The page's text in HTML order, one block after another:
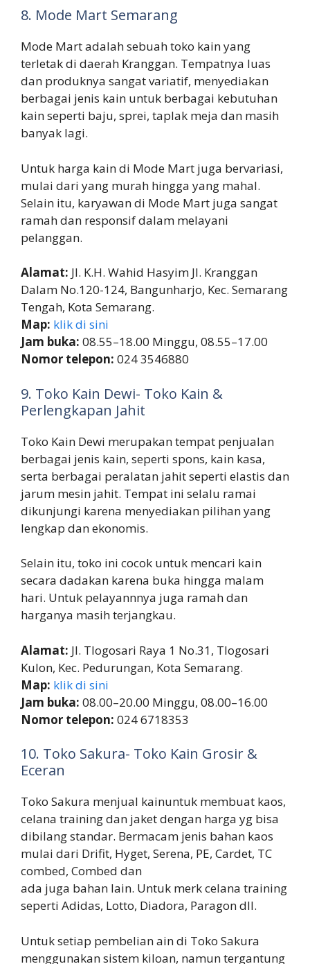
8. Mode Mart Semarang
Mode Mart adalah sebuah toko kain yang
terletak di daerah Kranggan. Tempatnya luas
dan produknya sangat variatif, menyediakan
berbagai jenis kain untuk berbagai kebutuhan
kain seperti baju, sprei, taplak meja dan masih
banyak lagi.
Untuk harga kain di Mode Mart juga bervariasi,
mulai dari yang murah hingga yang mahal.
Selain itu, karyawan di Mode Mart juga sangat
ramah dan responsif dalam melayani
pelanggan.
Alamat: Jl. K.H. Wahid Hasyim Jl. Kranggan
Dalam No.120-124, Bangunharjo, Kec. Semarang
Tengah, Kota Semarang.
Map: klik di sini
Jam buka: 08.55–18.00 Minggu, 08.55–17.00
Nomor telepon: 024 3546880
9. Toko Kain Dewi- Toko Kain &
Perlengkapan Jahit
Toko Kain Dewi merupakan tempat penjualan
berbagai jenis kain, seperti spons, kain kasa,
serta berbagai peralatan jahit seperti elastis dan
jarum mesin jahit. Tempat ini selalu ramai
dikunjungi karena menyediakan pilihan yang
lengkap dan ekonomis.
Selain itu, toko ini cocok untuk mencari kain
secara dadakan karena buka hingga malam
hari. Untuk pelayannnya juga ramah dan
harganya masih terjangkau.
Alamat: Jl. Tlogosari Raya 1 No.31, Tlogosari
Kulon, Kec. Pedurungan, Kota Semarang.
Map: klik di sini
Jam buka: 08.00–20.00 Minggu, 08.00–16.00
Nomor telepon: 024 6718353
10. Toko Sakura- Toko Kain Grosir &
Eceran
Toko Sakura menjual kainuntuk membuat kaos,
celana training dan jaket dengan harga yg bisa
dibilang standar. Bermacam jenis bahan kaos
mulai dari Drifit, Hyget, Serena, PE, Cardet, TC
combed, Combed dan
ada juga bahan lain. Untuk merk celana training
seperti Adidas, Lotto, Diadora, Paragon dll.
Untuk setiap pembelian ain di Toko Sakura
menggunakan sistem kiloan, namun tergantung